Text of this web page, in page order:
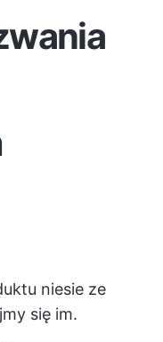
niesie ze
się im.